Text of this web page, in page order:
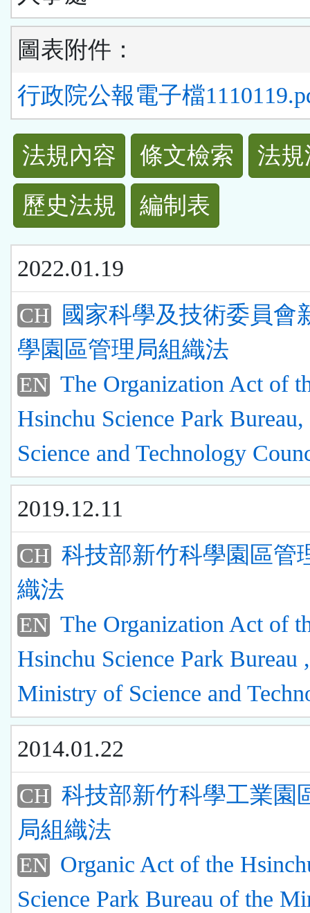
圖表附件：
行政院公報電子檔
法
規
功
能
按
鈕
區
法規內容 條文檢索
法
歷史法規
編制表
2022.01.19
CH
國家科學及技術委員會
學園區管理局組織法
EN The Organization Act of
Hsinchu Science Park
Science and Technology
2019.12.11
CH 科技部新竹科學園區管
織法
EN The Organization Act of
Hsinchu Science Park Bureau ,
Ministry of Science and
2014.01.22
CH 科技部新竹科學工業園
局組織法
EN Organic Act of the
Science Park Bureau of the